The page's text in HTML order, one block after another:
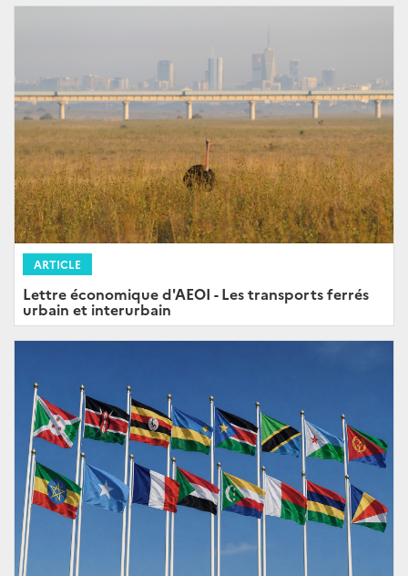
ARTICLE
Lettre économique d'AEOI - Les transports ferrés
urbain et interurbain